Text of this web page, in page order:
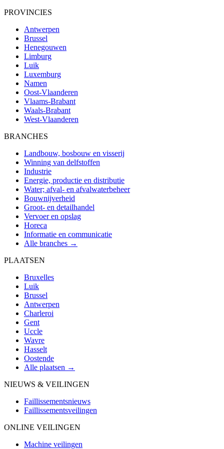
PROVINCIES
Antwerpen
Brussel
Henegouwen
Limburg
Luik
Luxemburg
Namen
Oost-Vlaanderen
Vlaams-Brabant
Waals-Brabant
West-Vlaanderen
BRANCHES
Landbouw, bosbouw en visserij
Winning van delfstoffen
Industrie
Energie, productie en distributie
Water; afval- en afvalwaterbeheer
Bouwnijverheid
Groot- en detailhandel
Vervoer en opslag
Horeca
Informatie en communicatie
Alle branches →
PLAATSEN
Bruxelles
Luik
Brussel
Antwerpen
Charleroi
Gent
Uccle
Wavre
Hasselt
Oostende
Alle plaatsen →
NIEUWS & VEILINGEN
Faillissementsnieuws
Faillissementsveilingen
ONLINE VEILINGEN
Machine veilingen